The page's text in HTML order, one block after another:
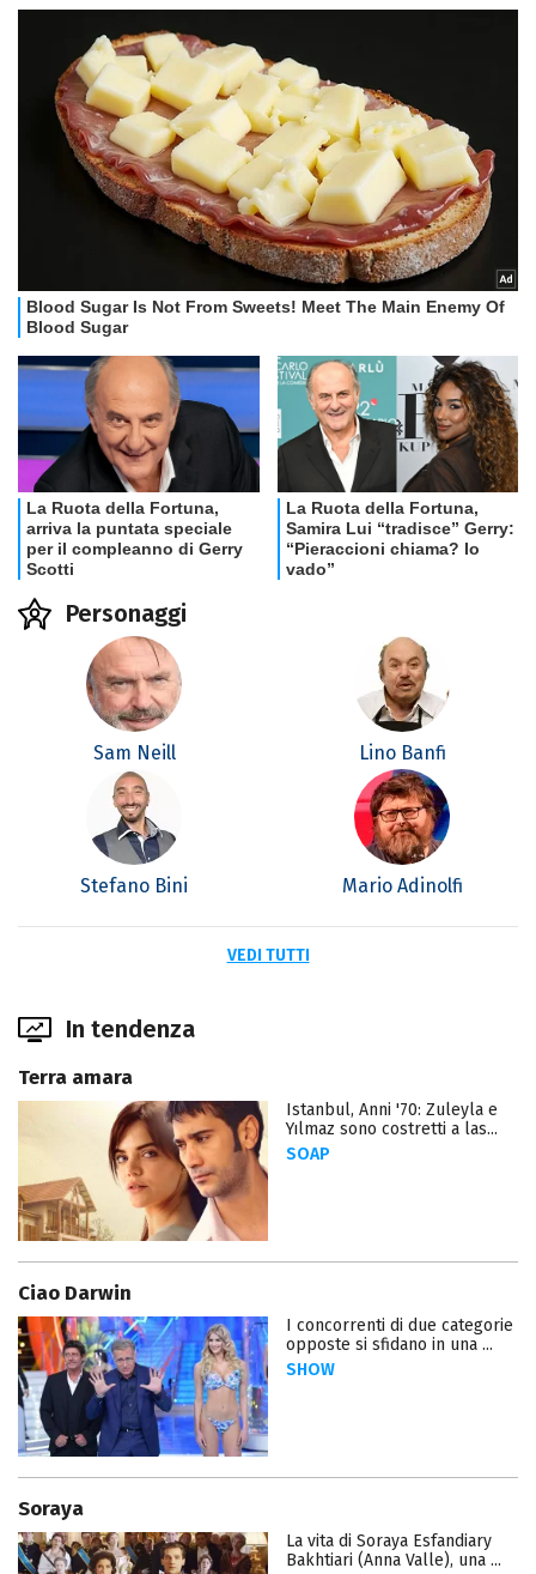
Personaggi
Sam Neill Lino Banfi
Stefano Bini Mario Adinolfi
VEDI TUTTI
In tendenza
Terra amara
Istanbul, Anni '70: Zuleyla e
Yılmaz sono costretti a las...
SOAP
Ciao Darwin
I concorrenti di due categorie
opposte si sfidano in una ...
SHOW
Soraya
La vita di Soraya Esfandiary
Bakhtiari (Anna Valle), una ...